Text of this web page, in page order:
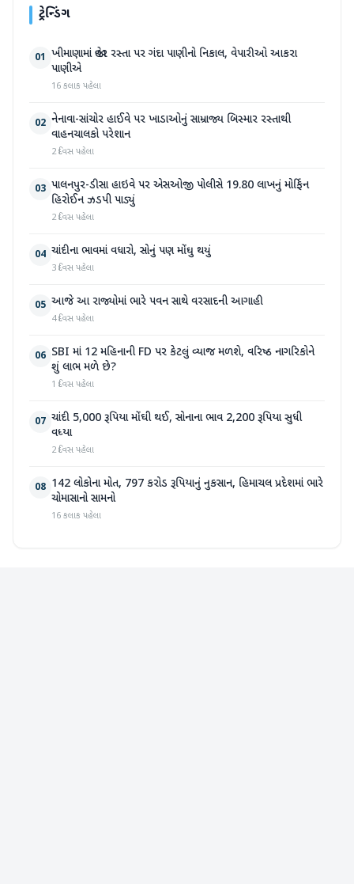
ટ્રેન્ડિંગ
01 ખીમાણામાં જાહેર રસ્તા પર ગંદા પાણીનો નિકાલ, વેપારીઓ આકરા
પાણીએ
16 કલાક પહેલા
02 નેનાવા-સાંચોર હાઈવે પર ખાડાઓનું સામ્રાજ્ય બિસ્માર રસ્તાથી
વાહનચાલકો પરેશાન
2 દિવસ પહેલા
03 પાલનપુર-ડીસા હાઇવે પર એસઓજી પોલીસે 19.80 લાખનું મોર્ફિન
હિરોઈન ઝડપી પાડ્યું
2 દિવસ પહેલા
04 ચાંદીના ભાવમાં વધારો, સોનું પણ મોંઘુ થયું
3 દિવસ પહેલા
05 આજે આ રાજ્યોમાં ભારે પવન સાથે વરસાદની આગાહી
4 દિવસ પહેલા
06 SBI માં 12 મહિનાની FD પર કેટલું વ્યાજ મળશે, વરિષ્ઠ નાગરિકોને
શું લાભ મળે છે?
1 દિવસ પહેલા
07 ચાંદી 5,000 રૂપિયા મોંઘી થઈ, સોનાના ભાવ 2,200 રૂપિયા સુધી
વધ્યા
2 દિવસ પહેલા
08 142 લોકોના મોત, 797 કરોડ રૂપિયાનું નુકસાન, હિમાચલ પ્રદેશમાં ભારે
ચોમાસાનો સામનો
16 કલાક પહેલા